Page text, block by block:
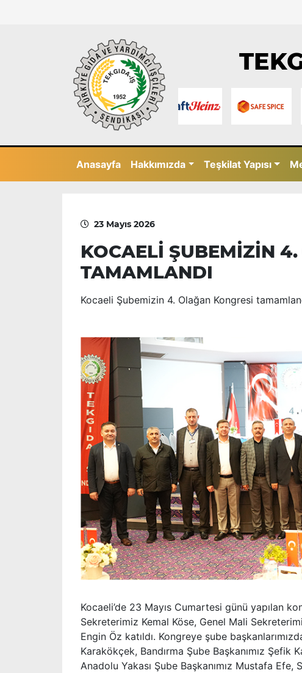
Anasayfa Hakkımızda Teşkilat Yapısı
23 Mayıs 2026
KOCAELİ ŞUBEMİZİN
TAMAMLANDI
Kocaeli Şubemizin 4. Olağan Kongresi
Kocaeli’de 23 Mayıs Cumartesi günü yapılan
Sekreterimiz Kemal Köse, Genel Mali
Engin Öz katıldı. Kongreye şube
Karakökçek, Bandırma Şube Başkanımız Şefik
Anadolu Yakası Şube Başkanımız Mustafa Efe,